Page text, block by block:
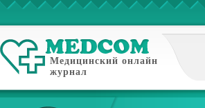
Медицинский онлайн
журнал